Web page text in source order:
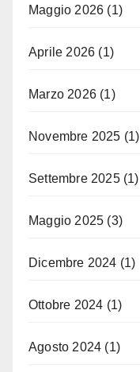
Maggio 2026 (1)
Aprile 2026 (1)
Marzo 2026 (1)
Novembre 2025 (1)
Settembre 2025(1)
Maggio 2025 (3)
Dicembre 2024 (1)
Ottobre 2024 (1)
Agosto 2024 (1)